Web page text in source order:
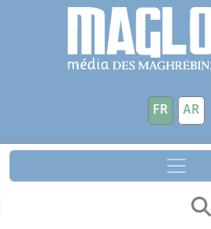
Aller au contenu principal
FR AR
Panneau de gestion des cookies